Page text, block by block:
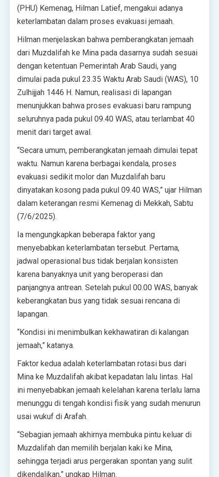
(PHU) Kemenag, Hilman Latief, mengakui adanya
keterlambatan dalam proses evakuasi jemaah.
Hilman menjelaskan bahwa pemberangkatan jemaah
dari Muzdalifah ke Mina pada dasarnya sudah sesuai
dengan ketentuan Pemerintah Arab Saudi, yang
dimulai pada pukul 23.35 Waktu Arab Saudi (WAS), 10
Zulhijjah 1446 H. Namun, realisasi di lapangan
menunjukkan bahwa proses evakuasi baru rampung
seluruhnya pada pukul 09.40 WAS, atau terlambat 40
menit dari target awal.
“Secara umum, pemberangkatan jemaah dimulai tepat
waktu. Namun karena berbagai kendala, proses
evakuasi sedikit molor dan Muzdalifah baru
dinyatakan kosong pada pukul 09.40 WAS,” ujar Hilman
dalam keterangan resmi Kemenag di Mekkah, Sabtu
(7/6/2025).
Ia mengungkapkan beberapa faktor yang
menyebabkan keterlambatan tersebut. Pertama,
jadwal operasional bus tidak berjalan konsisten
karena banyaknya unit yang beroperasi dan
panjangnya antrean. Setelah pukul 00.00 WAS, banyak
keberangkatan bus yang tidak sesuai rencana di
lapangan.
“Kondisi ini menimbulkan kekhawatiran di kalangan
jemaah,” katanya.
Faktor kedua adalah keterlambatan rotasi bus dari
Mina ke Muzdalifah akibat kepadatan lalu lintas. Hal
ini menyebabkan jemaah kelelahan karena terlalu lama
menunggu di tengah kondisi fisik yang sudah menurun
usai wukuf di Arafah.
“Sebagian jemaah akhirnya membuka pintu keluar di
Muzdalifah dan memilih berjalan kaki ke Mina,
sehingga terjadi arus pergerakan spontan yang sulit
dikendalikan,” ungkap Hilman.